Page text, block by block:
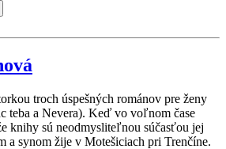
troch úspešných románov pre ženy
teba a Nevera). Keď vo voľnom čase
knihy sú neodmysliteľnou súčasťou jej
a synom žije v Motešiciach pri Trenčíne.